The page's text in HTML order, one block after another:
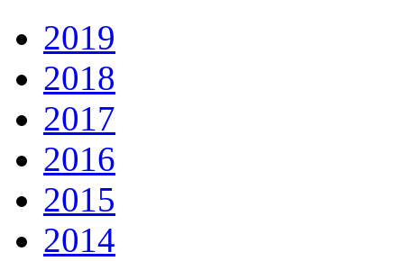
2019
2018
2017
2016
2015
2014